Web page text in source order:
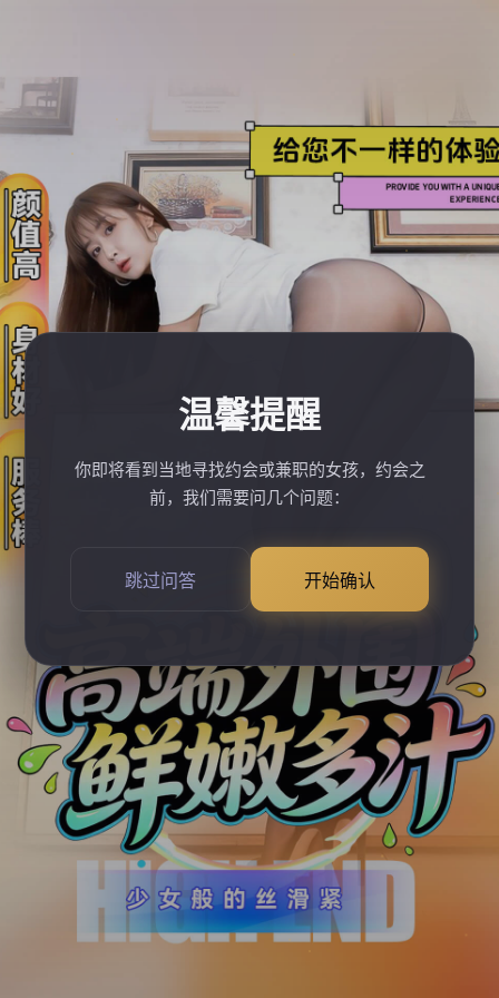
温馨提醒
你即将看到当地寻找约会或兼职的女孩，约会之
前，我们需要问几个问题：
跳过问答 开始确认